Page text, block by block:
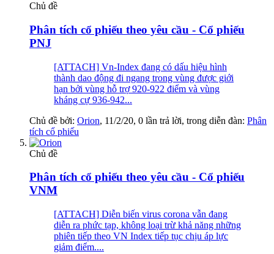
Chủ đề
Phân tích cổ phiếu theo yêu cầu - Cổ phiếu
PNJ
[ATTACH] Vn-Index đang có dấu hiệu hình
thành dao động đi ngang trong vùng được giới
hạn bởi vùng hỗ trợ 920-922 điểm và vùng
kháng cự 936-942...
Chủ đề bởi: Orion, 11/2/20, 0 lần trả lời, trong diễn đàn: Phân
tích cổ phiếu
Chủ đề
Phân tích cổ phiếu theo yêu cầu - Cổ phiếu
VNM
[ATTACH] Diễn biến virus corona vẫn đang
diễn ra phức tạp, không loại trừ khả năng những
phiên tiếp theo VN Index tiếp tục chịu áp lực
giảm điểm....